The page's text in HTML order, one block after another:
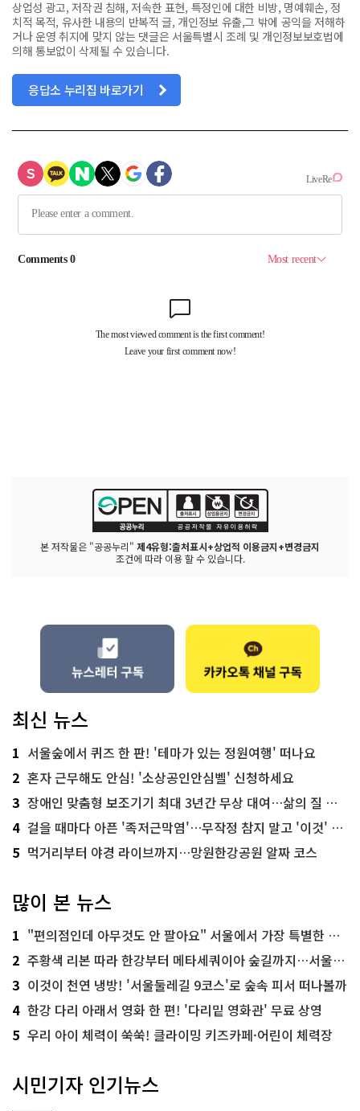
상업성 광고, 저작권 침해, 저속한 표현, 특정인에 대한 비방, 명예훼손, 정
치적 목적, 유사한 내용의 반복적 글, 개인정보 유출,그 밖에 공익을 저해하
거나 운영 취지에 맞지 않는 댓글은 서울특별시 조례 및 개인정보보호법에
의해 통보없이 삭제될 수 있습니다.
응답소 누리집 바로가기
본 저작물은 "공공누리" 제4유형:출처표시+상업적 이용금지+변경금지
조건에 따라 이용 할 수 있습니다.
최신 뉴스
1 서울숲에서 퀴즈 한 판! '테마가 있는 정원여행' 떠나요
2 혼자 근무해도 안심! '소상공인안심벨' 신청하세요
3 장애인 맞춤형 보조기기 최대 3년간 무상 대여…삶의 질 높인다
4 걸을 때마다 아픈 '족저근막염'…무작정 참지 말고 '이것' 해보세요!
5 먹거리부터 야경 라이브까지…망원한강공원 알짜 코스
많이 본 뉴스
1 "편의점인데 아무것도 안 팔아요" 서울에서 가장 특별한 편의점의 정체
2 주황색 리본 따라 한강부터 메타세쿼이아 숲길까지…서울둘레길 15코스
3 이것이 천연 냉방! '서울둘레길 9코스'로 숲속 피서 떠나볼까
4 한강 다리 아래서 영화 한 편! '다리밑 영화관' 무료 상영
5 우리 아이 체력이 쑥쑥! 클라이밍 키즈카페·어린이 체력장
시민기자 인기뉴스